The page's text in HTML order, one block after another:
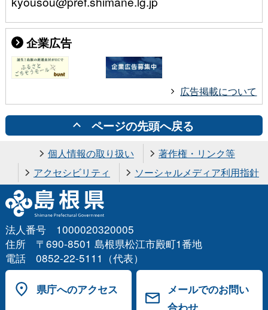
企業広告
広告掲載について
ページの先頭へ戻る
個人情報の取り扱い
著作権・リンク等
アクセシビリティ
ソーシャルメディア利用指針
法人番号 1000020320005
住所 〒690-8501 島根県松江市殿町1番地
電話 0852-22-5111（代表）
県庁へのアクセス
メールでのお問い